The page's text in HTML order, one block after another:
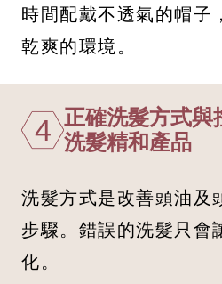
時間配戴不透氣的帽子
乾爽的環境。
4 正確洗髮方式與
洗髮精和產品
洗髮方式是改善頭油及
步驟。錯誤的洗髮只會
化。